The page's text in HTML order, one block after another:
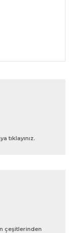
ve
tıklayınız.
çeşitlerinden